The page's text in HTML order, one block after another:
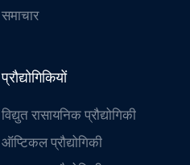
समाचार
प्रौद्योगिकियों
विद्युत रासायनिक प्रौद्योगिकी
ऑप्टिकल प्रौद्योगिकी